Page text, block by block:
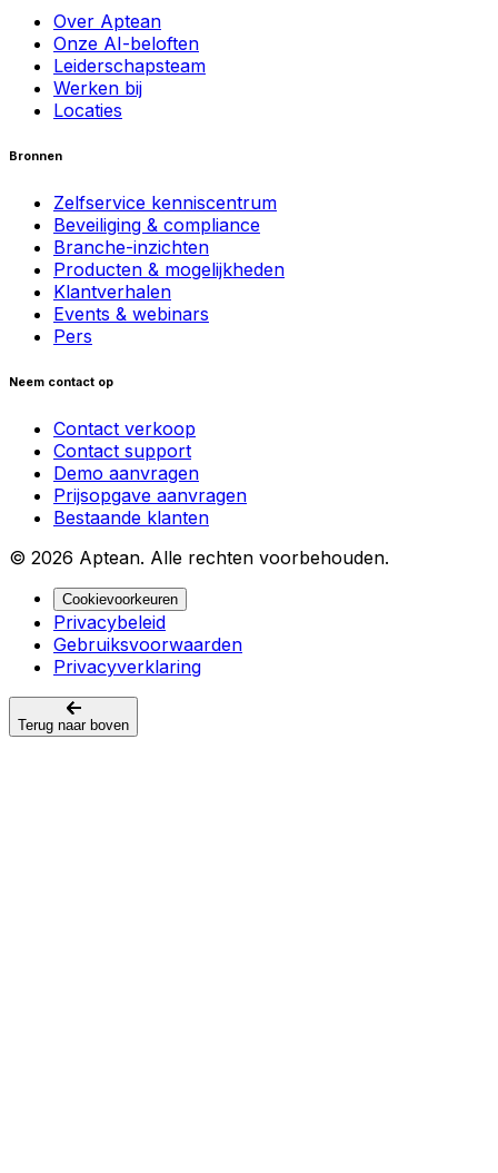
Over Aptean
Onze AI-beloften
Leiderschapsteam
Werken bij
Locaties
Bronnen
Zelfservice kenniscentrum
Beveiliging & compliance
Branche-inzichten
Producten & mogelijkheden
Klantverhalen
Events & webinars
Pers
Neem contact op
Contact verkoop
Contact support
Demo aanvragen
Prijsopgave aanvragen
Bestaande klanten
© 2026 Aptean. Alle rechten voorbehouden.
Cookievoorkeuren
Privacybeleid
Gebruiksvoorwaarden
Privacyverklaring
Terug naar boven